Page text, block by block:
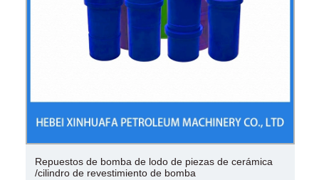
Repuestos de bomba de lodo de piezas de cerámica
/cilindro de revestimiento de bomba